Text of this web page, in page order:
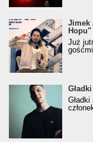
Jimek zdradza
Hopu" - wywiad
Jimek
Hopu"
Już
Gładki JR -